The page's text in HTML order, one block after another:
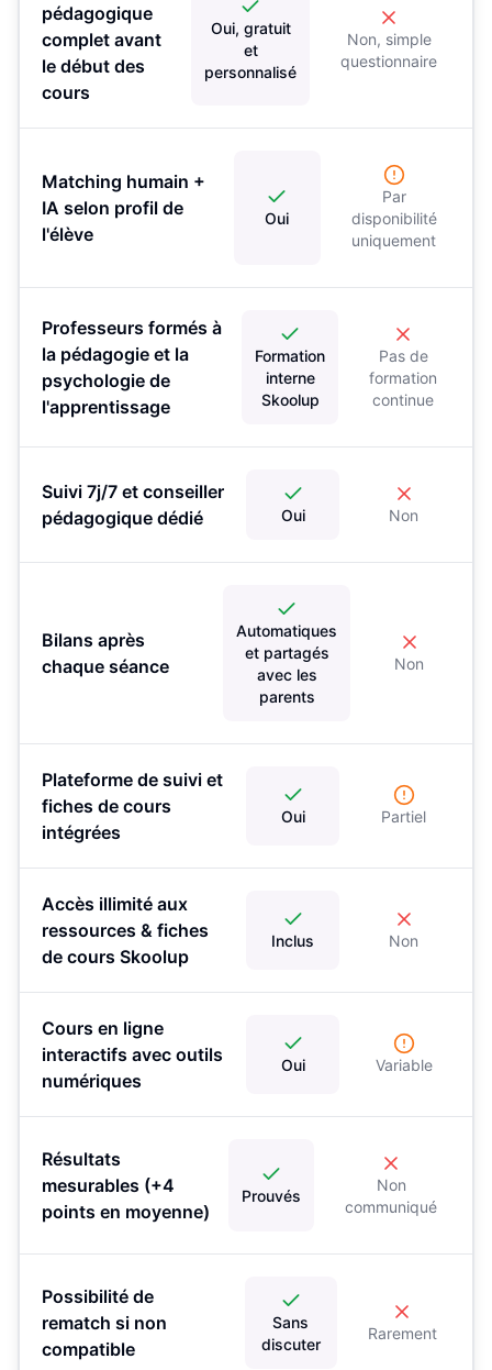
pédagogique
complet avant
le début des
cours
Oui, gratuit
et
personnalisé
Non, simple
questionnaire
Matching humain +
IA selon profil de
l'élève
Oui
Par
disponibilité
uniquement
Professeurs formés à
la pédagogie et la
psychologie de
l'apprentissage
Formation
interne
Skoolup
Pas de
formation
continue
Suivi 7j/7 et conseiller
pédagogique dédié
Oui Non
Bilans après
chaque séance
Automatiques
et partagés
avec les
parents
Non
Plateforme de suivi et
fiches de cours
intégrées
Oui Partiel
Accès illimité aux
ressources & fiches
de cours Skoolup
Inclus Non
Cours en ligne
interactifs avec outils
numériques
Oui Variable
Résultats
mesurables (+4
points en moyenne)
Prouvés
Non
communiqué
Possibilité de
rematch si non
compatible
Sans
discuter
Rarement